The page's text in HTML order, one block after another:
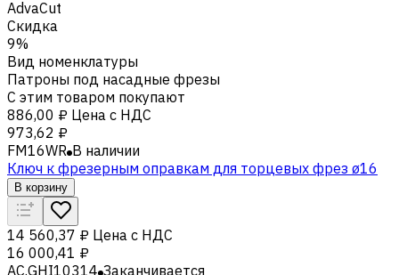
AdvaCut
Скидка
9%
Вид номенклатуры
Патроны под насадные фрезы
С этим товаром покупают
886,00 ₽ Цена с НДС
973,62 ₽
FM16WR В наличии
Ключ к фрезерным оправкам для торцевых фрез ø16
В корзину
14 560,37 ₽ Цена с НДС
16 000,41 ₽
AC.GHI10314 Заканчивается